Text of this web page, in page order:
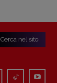
Cerca nel sito